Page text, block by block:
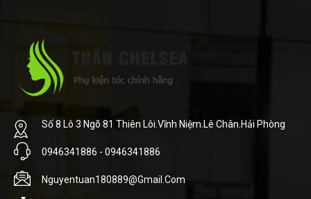
Số 8 Lô 3 Ngõ 81 Thiên Lôi.Vĩnh Niệm.Lê Chân.Hải Phòng
0946341886 - 0946341886
Nguyentuan180889@gmail.com